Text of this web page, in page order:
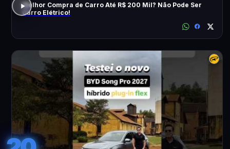
Melhor Compra de Carro Até R$ 200 Mil? Não Pode Ser
Carro Elétrico!